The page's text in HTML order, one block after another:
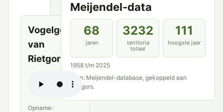
bronnen
Vogelgeluid
van
Rietgors
Opname:
Meijendel-data
68
jaren
3232
territoria
totaal
111
hoogste jaar
1958 t/m 2025
Bron: Meijendel-database, gekoppeld aan
Rietgors.